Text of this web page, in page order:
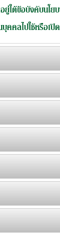
ต้ข้อบังคับนโ
คลไปใช้หรือ